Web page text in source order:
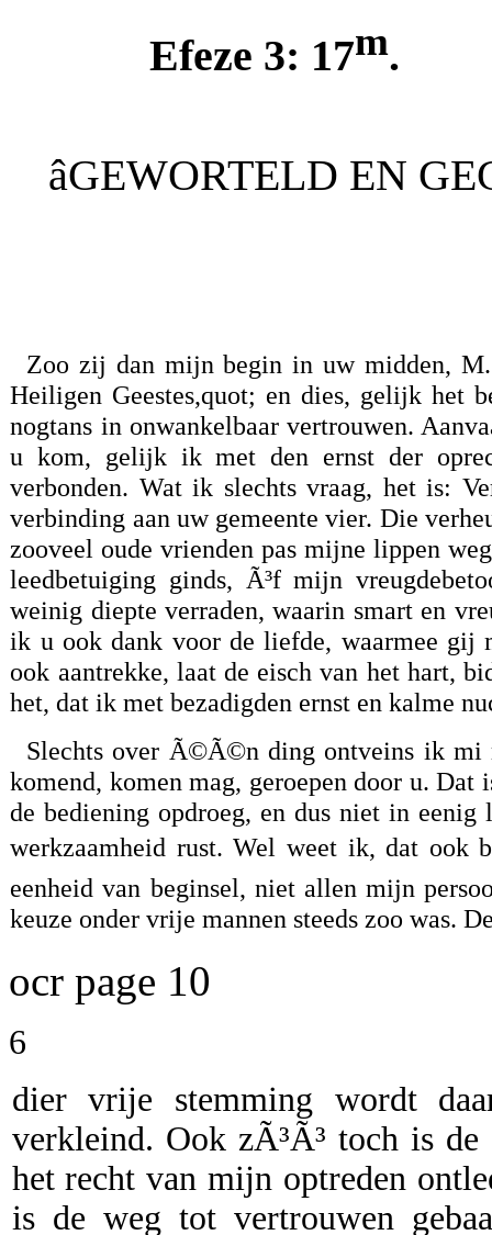
Efeze 3: 17m.
âGEWORTELD EN
Zoo zij dan mijn begin in uw midden, M.
Heiligen Geestes,quot; en dies, gelijk het
nogtans in onwankelbaar vertrouwen.
u kom, gelijk ik met den ernst der
verbonden. Wat ik slechts vraag, het is:
verbinding aan uw gemeente vier. Die
zooveel oude vrienden pas mijne lippen
leedbetuiging ginds, Ã³f mijn
weinig diepte verraden, waarin smart en
ik u ook dank voor de liefde, waarmee gij
ook aantrekke, laat de eisch van het hart,
het, dat ik met bezadigden ernst en kalme
Slechts over Ã©Ã©n ding ontveins ik
komend, komen mag, geroepen door u.
de bediening opdroeg, en dus niet in
werkzaamheid rust. Wel weet ik, dat ook
eenheid van beginsel, niet allen mijn
keuze onder vrije mannen steeds zoo was.
ocr page 10
6
dier vrije stemming wordt
verkleind. Ook zÃ³Ã³ toch is
het recht van mijn optreden
is de weg tot vertrouwen